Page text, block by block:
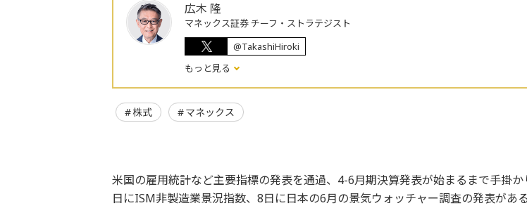
広木 隆
マネックス証券 チーフ・ストラテジスト
@TakashiHiroki
もっと見る
株式 マネックス
米国の雇用統計など主要指標の発表を通過、4-6月期決算発表が始まるまで手掛
日にISM非製造業景況指数、8日に日本の6月の景気ウォッチャー調査の発表があ